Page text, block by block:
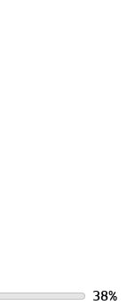
procent
kilometer
snel 140 euro
meter.
38%